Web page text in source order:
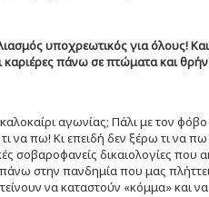
υποχρεωτικός για όλους!
καριέρες πάνω σε πτώματα και
αγωνίας; Πάλι με τον
να πω! Κι επειδή δεν ξέρω τι να πω
σοβαροφανείς δικαιολογίες
στην πανδημία που μας
να καταστούν «κόμμα» και